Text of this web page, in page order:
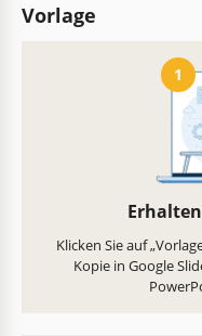
Vorlage
1
Klicken Sie auf
Kopie in Google